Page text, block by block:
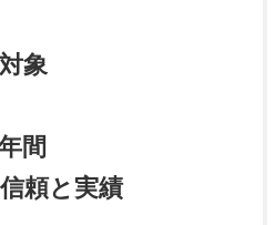
象
間
頼と実績